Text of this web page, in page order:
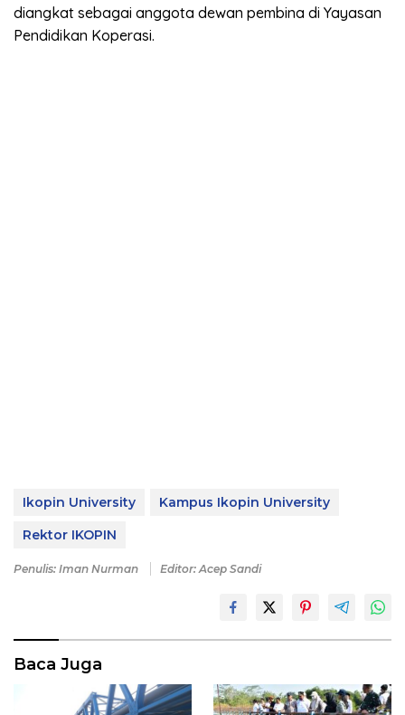
diangkat sebagai anggota dewan pembina di Yayasan
Pendidikan Koperasi.
Ikopin University
Kampus Ikopin University
Rektor IKOPIN
Penulis: Iman Nurman Editor: Acep Sandi
Baca Juga